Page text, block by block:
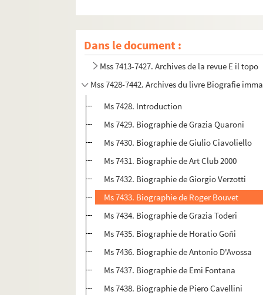
Dans le document :
Mss 7413-7427. Archives de la revue E il topo
Mss 7428-7442. Archives du livre Biografie
Ms 7428. Introduction
Ms 7429. Biographie de Grazia Quaroni
Ms 7430. Biographie de Giulio Ciavoliello
Ms 7431. Biographie de Art Club 2000
Ms 7432. Biographie de Giorgio Verzotti
Ms 7433. Biographie de Roger Bouvet
Ms 7434. Biographie de Grazia Toderi
Ms 7435. Biographie de Horatio Goñi
Ms 7436. Biographie de Antonio D'Avossa
Ms 7437. Biographie de Emi Fontana
Ms 7438. Biographie de Piero Cavellini